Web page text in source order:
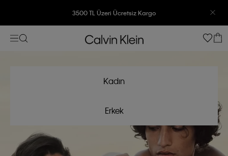
3500 TL Üzeri Ücretsiz Kargo
3500 TL Üzeri Ücretsiz Kargo
Kadın
Erkek